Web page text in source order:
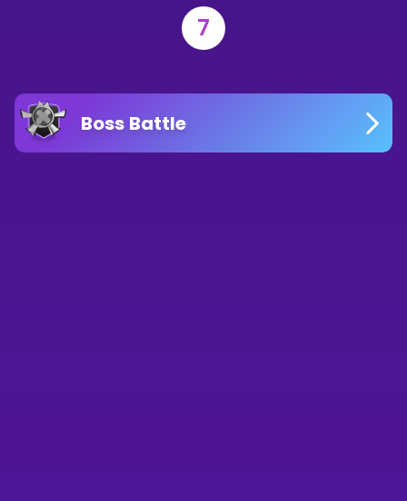
7
Boss Battle